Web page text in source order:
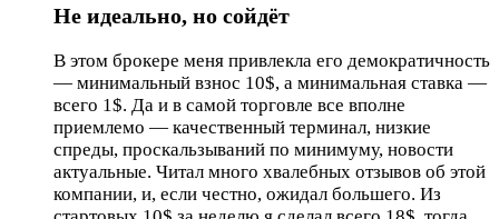
Не идеально, но сойдёт
В этом брокере меня привлекла его демократичность
— минимальный взнос 10$, а минимальная ставка —
всего 1$. Да и в самой торговле все вполне
приемлемо — качественный терминал, низкие
спреды, проскальзываний по минимуму, новости
актуальные. Читал много хвалебных отзывов об этой
компании, и, если честно, ожидал большего. Из